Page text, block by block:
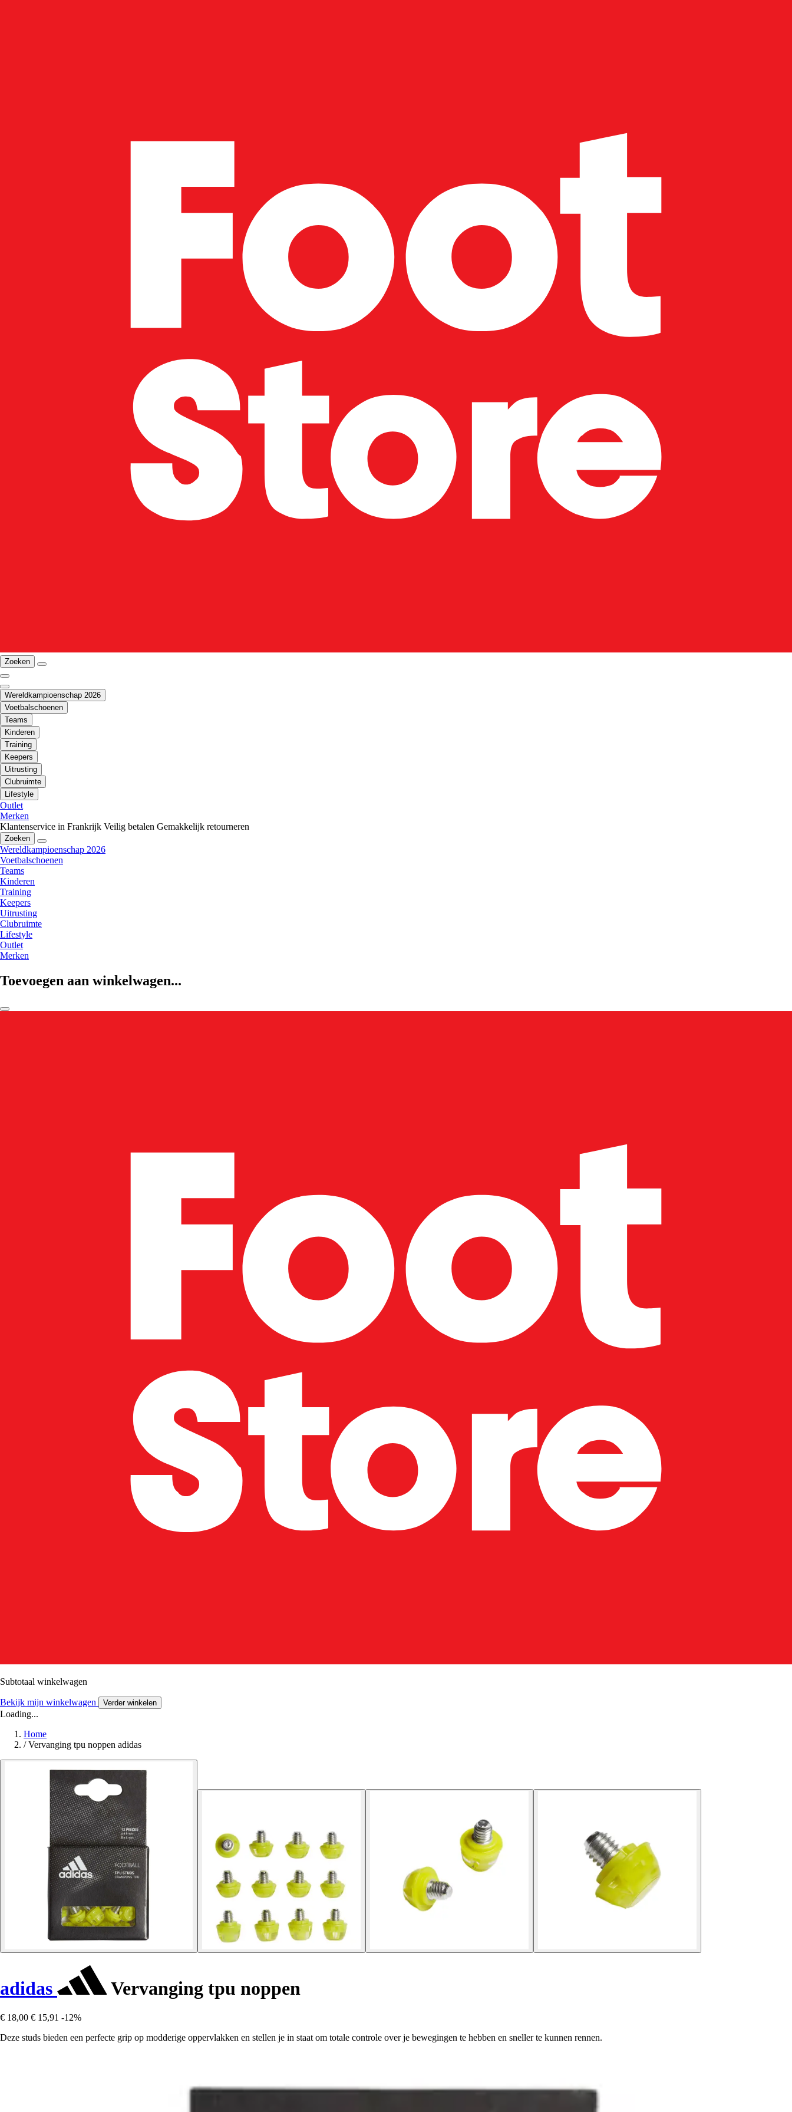
Zoeken
Wereldkampioenschap 2026
Voetbalschoenen
Teams
Kinderen
Training
Keepers
Uitrusting
Clubruimte
Lifestyle
Outlet
Merken
Klantenservice in Frankrijk Veilig betalen Gemakkelijk retourneren
Zoeken
Wereldkampioenschap 2026
Voetbalschoenen
Teams
Kinderen
Training
Keepers
Uitrusting
Clubruimte
Lifestyle
Outlet
Merken
Toevoegen aan winkelwagen...
Subtotaal winkelwagen
Bekijk mijn winkelwagen Verder winkelen
Loading...
Home
/ Vervanging tpu noppen adidas
adidas Vervanging tpu noppen
€ 18,00 € 15,91 -12%
Deze studs bieden een perfecte grip op modderige oppervlakken en stellen je in staat om totale controle over je bewegingen te hebben en sneller te kunnen rennen.